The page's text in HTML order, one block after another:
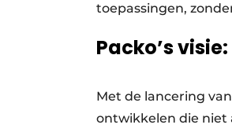
toepassingen,
Packo’s
Met de lancering
ontwikkelen die niet